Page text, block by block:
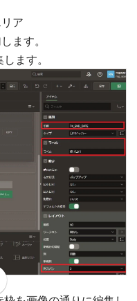
ア
ます。
ます。